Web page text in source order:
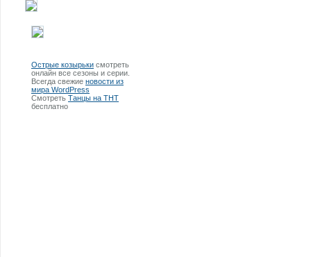
Острые козырьки смотреть
онлайн все сезоны и серии.
Всегда свежие новости из
мира WordPress
Смотреть Танцы на ТНТ
бесплатно